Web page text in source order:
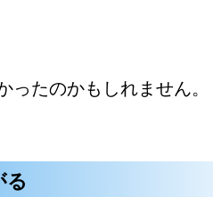
ったのかもしれません。
る